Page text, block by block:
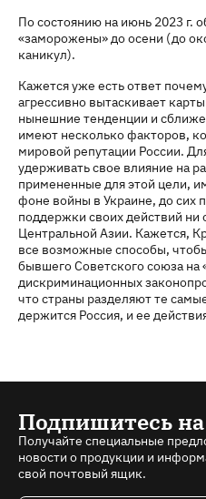
По состоянию на июнь 2023 г.
«заморожены» до осени (до
каникул).
Кажется уже есть ответ
агрессивно вытаскивает
нынешние тенденции и
имеют несколько факторов,
мировой репутации России.
удерживать свое влияние на
примененные для этой цели,
фоне войны в Украине, до сих
поддержки своих действий ни
Центральной Азии. Кажется,
все возможные способы,
бывшего Советского союза на
дискриминационных
что страны разделяют те
держится Россия, и ее
Подпишитесь
Получайте специальные
новости о продукции и
свой почтовый ящик.